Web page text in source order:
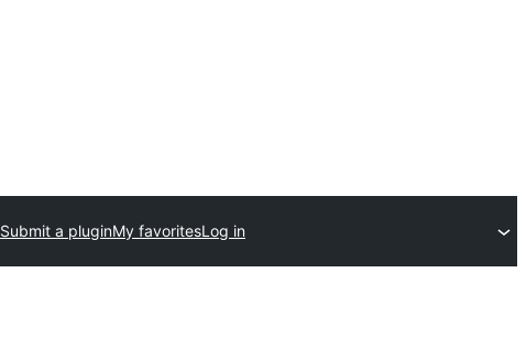
Submit a pluginMy favoritesLog in